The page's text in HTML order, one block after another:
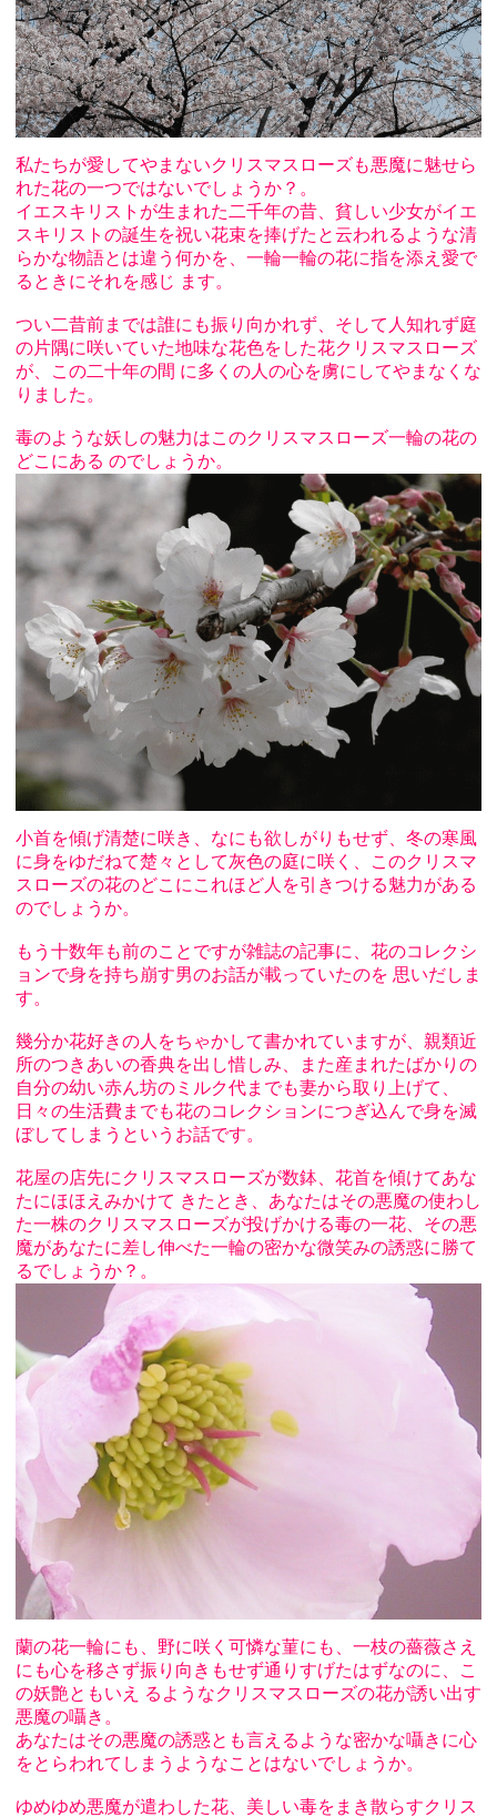
私たちが愛してやまないクリスマスローズも悪魔に魅せら
れた花の一つではないでしょうか？。
イエスキリストが生まれた二千年の昔、貧しい少女がイエ
スキリストの誕生を祝い花束を捧げたと云われるような清
らかな物語とは違う何かを、一輪一輪の花に指を添え愛で
るときにそれを感じ ます。
つい二昔前までは誰にも振り向かれず、そして人知れず庭
の片隅に咲いていた地味な花色をした花クリスマスローズ
が、この二十年の間 に多くの人の心を虜にしてやまなくな
りました。
毒のような妖しの魅力はこのクリスマスローズ一輪の花の
どこにある のでしょうか。
小首を傾げ清楚に咲き、なにも欲しがりもせず、冬の寒風
に身をゆだねて楚々として灰色の庭に咲く、このクリスマ
スローズの花のどこにこれほど人を引きつける魅力がある
のでしょうか。
もう十数年も前のことですが雑誌の記事に、花のコレクシ
ョンで身を持ち崩す男のお話が載っていたのを 思いだしま
す。
幾分か花好きの人をちゃかして書かれていますが、親類近
所のつきあいの香典を出し惜しみ、また産まれたばかりの
自分の幼い赤ん坊のミルク代までも妻から取り上げて、
日々の生活費までも花のコレクションにつぎ込んで身を滅
ぼしてしまうというお話です。
花屋の店先にクリスマスローズが数鉢、花首を傾けてあな
たにほほえみかけて きたとき、あなたはその悪魔の使わし
た一株のクリスマスローズが投げかける毒の一花、その悪
魔があなたに差し伸べた一輪の密かな微笑みの誘惑に勝て
るでしょうか？。
蘭の花一輪にも、野に咲く可憐な菫にも、一枝の薔薇さえ
にも心を移さず振り向きもせず通りすげたはずなのに、こ
の妖艶ともいえ るようなクリスマスローズの花が誘い出す
悪魔の囁き。
あなたはその悪魔の誘惑とも言えるような密かな囁きに心
をとらわれてしまうようなことはないでしょうか。
ゆめゆめ悪魔が遣わした花、美しい毒をまき散らすクリス